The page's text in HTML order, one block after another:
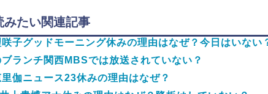
みたい関連記事
子グッドモーニング休みの理由はなぜ？今日はいない
ブランチ関西MBSでは放送されていない？
伽ニュース23休みの理由はなぜ？